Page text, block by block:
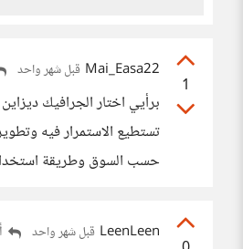
1
Mai_Easa22 قبل شهر واحد
برأيي اختار الجرافيك
تستطيع الاستمرار فيه
حسب السوق وطريقة
LeenLeen قبل شهر واحد